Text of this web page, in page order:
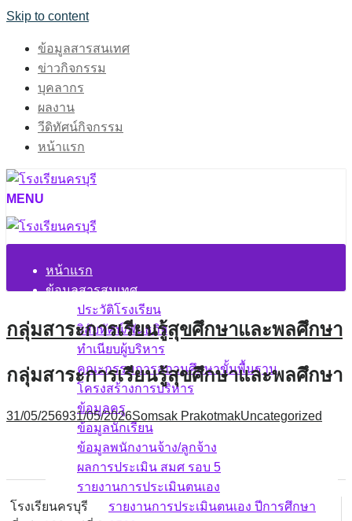
Skip to content
ข้อมูลสารสนเทศ
ข่าวกิจกรรม
บุคลากร
ผลงาน
วีดิทัศน์กิจกรรม
หน้าแรก
MENU
หน้าแรก
ข้อมูลสารสนเทศ
ประวัติโรงเรียน
วิสัยทัศน์/พันธกิจ
ทำเนียบผู้บริหาร
คณะกรรมการสถานศึกษาขั้นพื้นฐาน
โครงสร้างการบริหาร
ข้อมูลครู
ข้อมูลนักเรียน
ข้อมูลพนักงานจ้าง/ลูกจ้าง
ผลการประเมิน สมศ รอบ 5
รายงานการประเมินตนเอง
รายงานการประเมินตนเอง ปีการศึกษา
กลุ่มสาระการเรียนรู้สุขศึกษาและพลศึกษา
กลุ่มสาระการเรียนรู้สุขศึกษาและพลศึกษา
31/05/256931/05/2026Somsak PrakotmakUncategorized
โรงเรียนครบุรี